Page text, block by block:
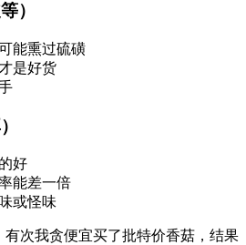
）
能熏过硫磺
是好货
好
能差一倍
或怪味
有次我贪便宜买了批特价香菇，结果